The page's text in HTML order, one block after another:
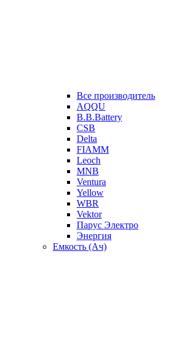
Все производитель
AQQU
B.B.Battery
CSB
Delta
FIAMM
Leoch
MNB
Ventura
Yellow
WBR
Vektor
Парус Электро
Энергия
Емкость (Ач)